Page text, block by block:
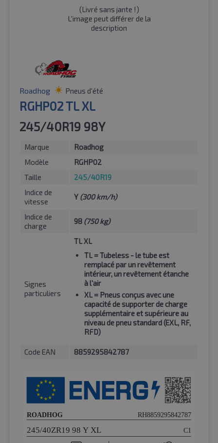
(Livré sans jante !)
L'image peut différer de la
description
Roadhog Pneus d'été
RGHP02 TL XL
245/40R19 98Y
Marque
Roadhog
Modèle
RGHP02
Taille
245/40R19
Indice de
vitesse
Y (300 km/h)
Indice de
charge
98 (750 kg)
Signes
particuliers
TL XL
TL= Tubeless - le tube est
remplacé par un revêtement
intérieur, un revêtement étanche
à l'air
XL= Pneus conçus avec une
capacité de supporter de charge
supplémentaire et supérieure au
niveau de pneu standard (EXL, RF,
RFD)
Code EAN 8859295842787